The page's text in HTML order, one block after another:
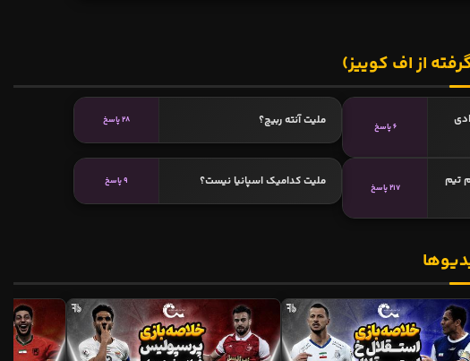
از اف کوییز)
1986 میلادی
6 پاسخ ملیت آنته ربیچ؟ 28 پاسخ
تیم
217 پاسخ ملیت کدامیک اسپانیا نیست؟ 9 پاسخ